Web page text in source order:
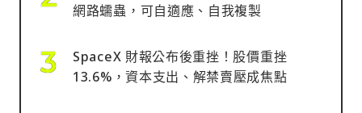
網路蠕蟲，可自適應、自我複製
SpaceX 財報公布後重挫！股價重挫
13.6%，資本支出、解禁賣壓成焦點